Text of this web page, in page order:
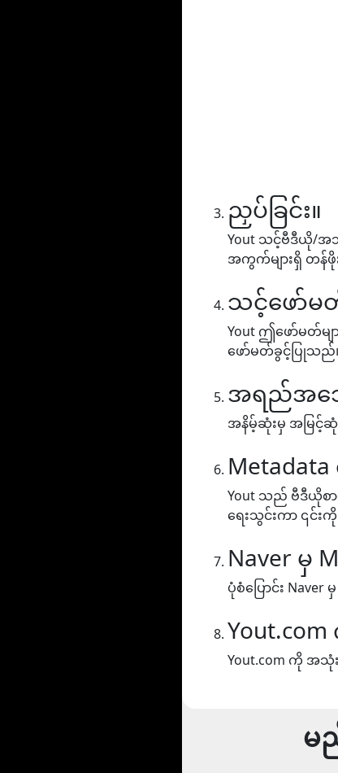
ညှပ်ခြင်း။
Yout သင့်ဗီဒီယို/
အကွက်များရှိ တန်ဖိုး
သင့်ဖော်မ
Yout ဤဖော်မတ်မ
ဖော်မတ်ခွင့်ပြုသည်။
အရည်အသွေ
အနိမ့်ဆုံးမှ အမြ
Yout သည် ဗီဒီယိုစာ
ရေးသွင်းကာ ၎င်
Naver မှ
ပုံစံပြောင်း Naver
Yout.com
Yout.com ကို အ
မ